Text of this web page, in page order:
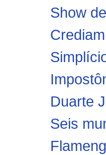
Show
Duarte
Seis